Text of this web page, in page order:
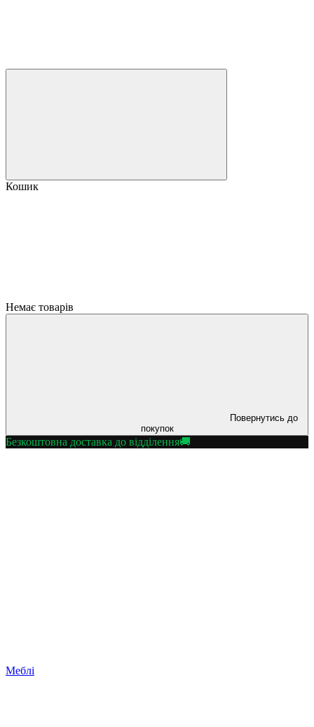
Кошик
Немає товарів
Повернутись до
покупок
Безкоштовна доставка до відділення🚚
Меблі